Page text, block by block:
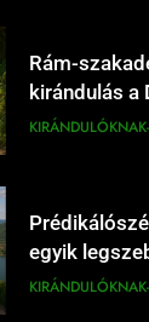
egyik
egyik